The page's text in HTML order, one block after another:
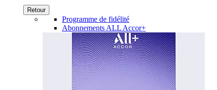
Retour
Programme de fidélité
Abonnements ALL Accor+